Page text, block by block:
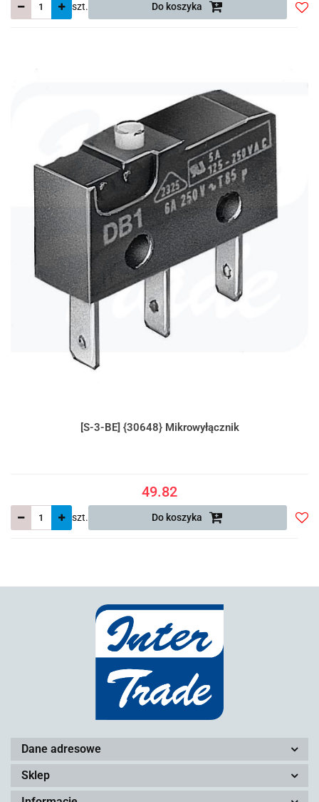
szt. Do koszyka
[S-3-BE] {30648} Mikrowyłącznik
49.82
szt. Do koszyka
Dane adresowe
Sklep